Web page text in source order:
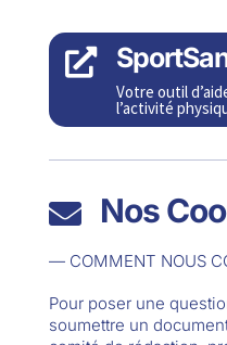

Votre outil
l’activité
 Nos
— COMMENT NOUS
Pour poser une
soumettre un